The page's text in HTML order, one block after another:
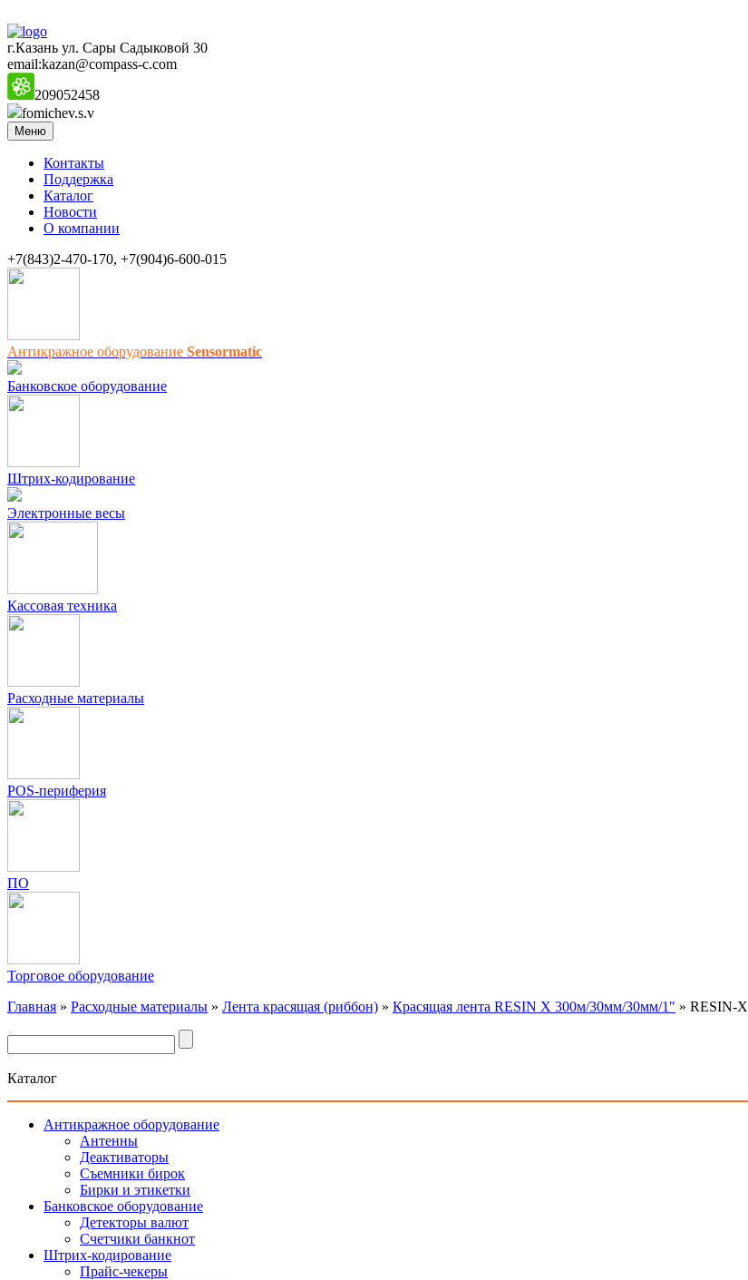
г.Казань ул. Сары Садыковой 30
email:kazan@compass-c.com
209052458
fomichev.s.v
Меню
Контакты
Поддержка
Каталог
Новости
О компании
+7(843)2-470-170, +7(904)6-600-015
Антикражное оборудование Sensormatic
Банковское оборудование
Штрих-кодирование
Электронные весы
Кассовая техника
Расходные материалы
POS-периферия
ПО
Торговое оборудование
Главная » Расходные материалы » Лента красящая (риббон) » Красящая лента RESIN X 300м/30мм/30мм/1″ » RESIN-X
Каталог
Антикражное оборудование
Антенны
Деактиваторы
Съемники бирок
Бирки и этикетки
Банковское оборудование
Детекторы валют
Счетчики банкнот
Штрих-кодирование
Прайс-чекеры